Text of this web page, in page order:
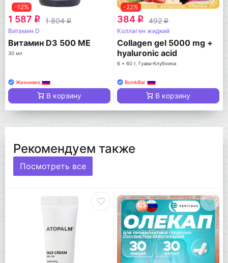
-12%
1 587 q 1 804q
Витамин D
Витамин D3 500 МЕ
30 мл
Жизнивек
В корзину
-22%
384 q 492q
Коллаген жидкий
Collagen gel 5000 mg +
hyaluronic acid
6 x 60 г, Гуава-Клубника
BombBar
В корзину
Рекомендуем также
Посмотреть все